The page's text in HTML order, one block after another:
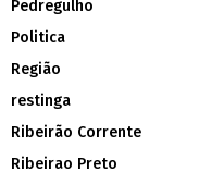
Pedregulho
Politica
Região
restinga
Ribeirão Corrente
Ribeirao Preto